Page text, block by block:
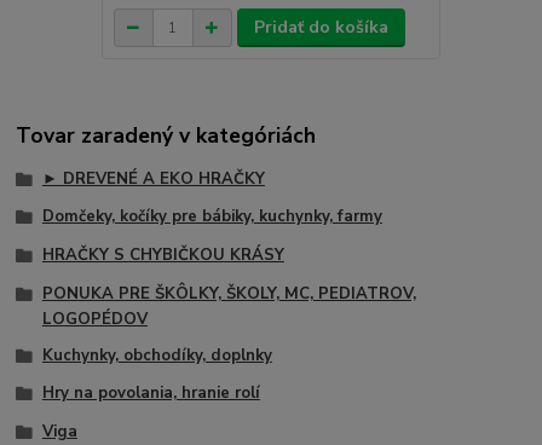
Pridať do košíka
Tovar zaradený v kategóriách
► DREVENÉ A EKO HRAČKY
Domčeky, kočíky pre bábiky, kuchynky, farmy
HRAČKY S CHYBIČKOU KRÁSY
PONUKA PRE ŠKÔLKY, ŠKOLY, MC, PEDIATROV,
LOGOPÉDOV
Kuchynky, obchodíky, doplnky
Hry na povolania, hranie rolí
Viga